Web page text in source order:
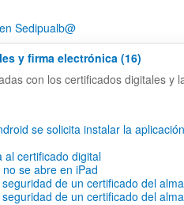
Sedipualb@
y firma electrónica (16)
con los certificados digitales y
se solicita instalar la
al certificado digital
se abre en iPad
de un certificado del
de un certificado del